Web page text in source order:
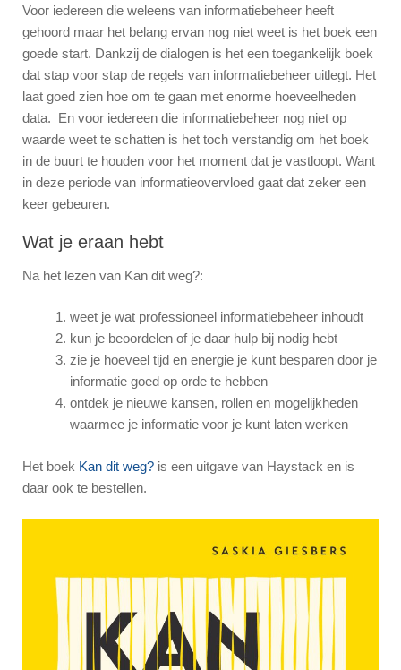
Voor iedereen die weleens van informatiebeheer heeft
gehoord maar het belang ervan nog niet weet is het boek een
goede start. Dankzij de dialogen is het een toegankelijk boek
dat stap voor stap de regels van informatiebeheer uitlegt. Het
laat goed zien hoe om te gaan met enorme hoeveelheden
data. En voor iedereen die informatiebeheer nog niet op
waarde weet te schatten is het toch verstandig om het boek
in de buurt te houden voor het moment dat je vastloopt. Want
in deze periode van informatieovervloed gaat dat zeker een
keer gebeuren.
Wat je eraan hebt
Na het lezen van Kan dit weg?:
weet je wat professioneel informatiebeheer inhoudt
kun je beoordelen of je daar hulp bij nodig hebt
zie je hoeveel tijd en energie je kunt besparen door je
informatie goed op orde te hebben
ontdek je nieuwe kansen, rollen en mogelijkheden
waarmee je informatie voor je kunt laten werken
Het boek Kan dit weg? is een uitgave van Haystack en is
daar ook te bestellen.